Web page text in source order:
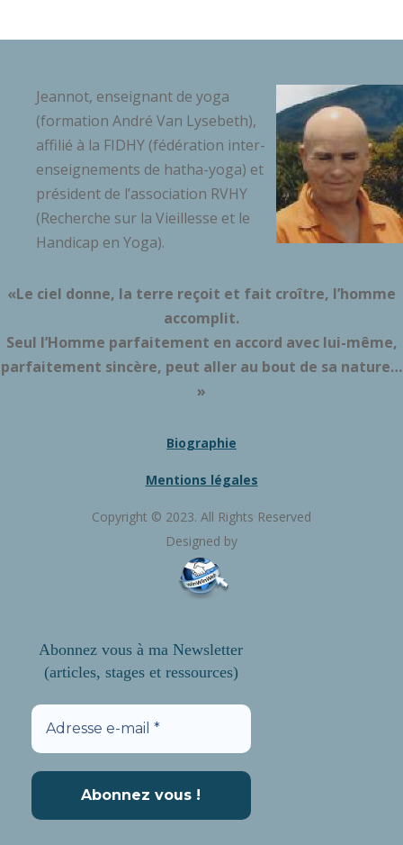
Jeannot, enseignant de yoga
(formation André Van Lysebeth),
affilié à la FIDHY (fédération inter-
enseignements de hatha-yoga) et
président de l’association RVHY
(Recherche sur la Vieillesse et le
Handicap en Yoga).
«Le ciel donne, la terre reçoit et fait croître, l’homme
accomplit.
Seul l’Homme parfaitement en accord avec lui-même,
parfaitement sincère, peut aller au bout de sa nature…
»
Biographie
Mentions légales
Copyright © 2023. All Rights Reserved
Designed by
Abonnez vous à ma Newsletter
(articles, stages et ressources)
Adresse
mail
*